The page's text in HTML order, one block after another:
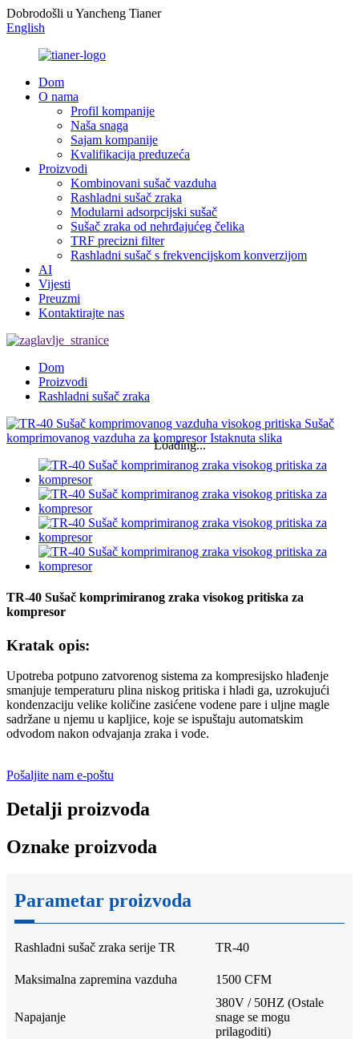
Dobrodošli u Yancheng Tianer
English
Dom
O nama
Profil kompanije
Naša snaga
Sajam kompanije
Kvalifikacija preduzeća
Proizvodi
Kombinovani sušač vazduha
Rashladni sušač zraka
Modularni adsorpcijski sušač
Sušač zraka od nehrđajućeg čelika
TRF precizni filter
Rashladni sušač s frekvencijskom konverzijom
AI
Vijesti
Preuzmi
Kontaktirajte nas
Dom
Proizvodi
Rashladni sušač zraka
Loading...
TR-40 Sušač komprimiranog zraka visokog pritiska za
kompresor
Kratak opis:
Upotreba potpuno zatvorenog sistema za kompresijsko hlađenje
smanjuje temperaturu plina niskog pritiska i hladi ga, uzrokujući
kondenzaciju velike količine zasićene vodene pare i uljne magle
sadržane u njemu u kapljice, koje se ispuštaju automatskim
odvodom nakon odvajanja zraka i vode.
Pošaljite nam e-poštu
Detalji proizvoda
Oznake proizvoda
Parametar proizvoda
Rashladni sušač zraka serije TR TR-40
Maksimalna zapremina vazduha 1500 CFM
Napajanje
380V / 50HZ (Ostale
snage se mogu
prilagoditi)